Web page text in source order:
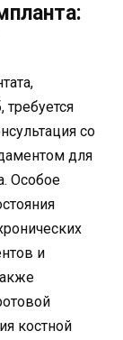
требуется
со
для
Особое
и
костной